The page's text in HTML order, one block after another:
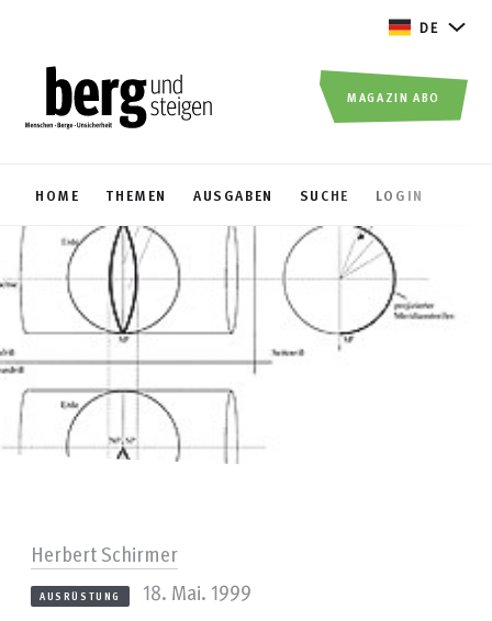
DE
HOME THEMEN AUSGABEN SUCHE LOGIN
MAGAZIN ABO
AUSRÜSTUNG 18. Mai. 1999
Herbert Schirmer